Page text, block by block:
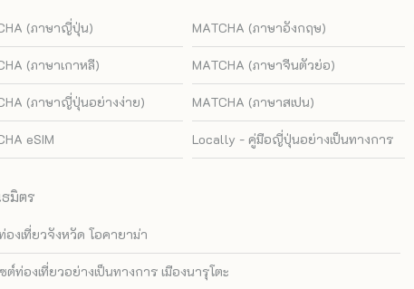
(ภาษาญี่ปุ่น) MATCHA (ภาษาอังกฤษ)
(ภาษาเกาหลี) MATCHA (ภาษาจีนตัวย่อ)
(ภาษาญี่ปุ่นอย่างง่าย) MATCHA (ภาษาสเปน)
eSIM Locally - คู่มือญี่ปุ่นอย่างเป็นทางการ
มิตร
องเที่ยวจังหวัด โอคายาม่า
ซต์ท่องเที่ยวอย่างเป็นทางการ เมืองนารุโตะ